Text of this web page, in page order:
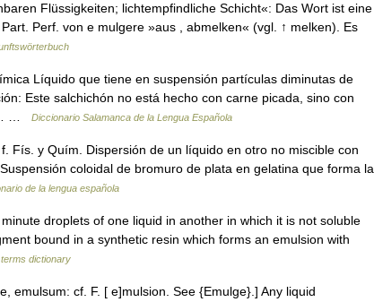
Flüssigkeiten; lichtempfindliche Schicht«: Das Wort ist eine
Perf. von e mulgere »aus , abmelken« (vgl. ↑ melken). Es
Líquido que tiene en suspensión partículas diminutas de
Este salchichón no está hecho con carne picada, sino con
…
Diccionario Salamanca de la Lengua Española
Fís. y Quím. Dispersión de un líquido en otro no miscible con
coloidal de bromuro de plata en gelatina que forma la
de la lengua española
droplets of one liquid in another in which it is not soluble
bound in a synthetic resin which forms an emulsion with
dictionary
emulsum: cf. F. [ e]mulsion. See {Emulge}.] Any liquid